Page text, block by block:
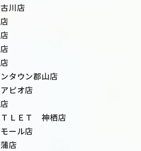
川店
タウン郡山店
ピオ店
ＬＥＴ 神栖店
ール店
店